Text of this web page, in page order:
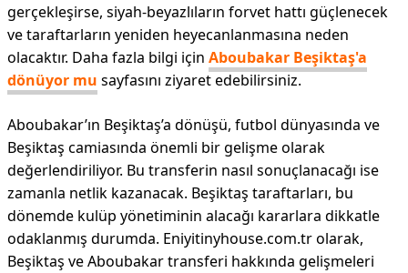
gerçekleşirse, siyah-beyazlıların forvet hattı güçlenecek
ve taraftarların yeniden heyecanlanmasına neden
olacaktır. Daha fazla bilgi için Aboubakar Beşiktaş'a
dönüyor mu sayfasını ziyaret edebilirsiniz.
Aboubakar’ın Beşiktaş’a dönüşü, futbol dünyasında ve
Beşiktaş camiasında önemli bir gelişme olarak
değerlendiriliyor. Bu transferin nasıl sonuçlanacağı ise
zamanla netlik kazanacak. Beşiktaş taraftarları, bu
dönemde kulüp yönetiminin alacağı kararlara dikkatle
odaklanmış durumda. Eniyitinyhouse.com.tr olarak,
Beşiktaş ve Aboubakar transferi hakkında gelişmeleri